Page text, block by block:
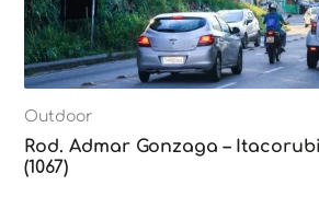
Outdoor
Rod. Admar Gonzaga –
(1067)